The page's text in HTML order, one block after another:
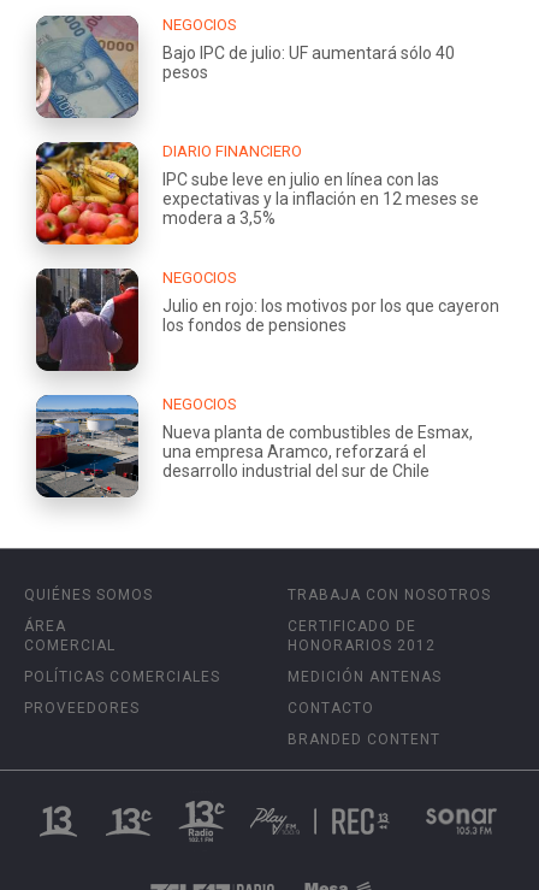
NEGOCIOS
Bajo IPC de julio: UF aumentará sólo 40
pesos
DIARIO FINANCIERO
IPC sube leve en julio en línea con las
expectativas y la inflación en 12 meses se
modera a 3,5%
NEGOCIOS
Julio en rojo: los motivos por los que cayeron
los fondos de pensiones
NEGOCIOS
Nueva planta de combustibles de Esmax,
una empresa Aramco, reforzará el
desarrollo industrial del sur de Chile
QUIÉNES SOMOS
ÁREA
COMERCIAL
POLÍTICAS COMERCIALES
PROVEEDORES
TRABAJA CON NOSOTROS
CERTIFICADO DE
HONORARIOS 2012
MEDICIÓN ANTENAS
CONTACTO
BRANDED CONTENT